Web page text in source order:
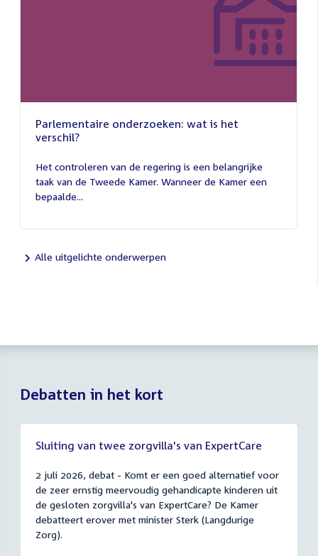
Parlementaire onderzoeken: wat is het
verschil?
juli
2026
Het controleren van de regering is een belangrijke
taak van de Tweede Kamer. Wanneer de Kamer een
bepaalde...
Alle uitgelichte onderwerpen
Debatten in het kort
Sluiting van twee zorgvilla's van ExpertCare
2 juli 2026, debat - Komt er een goed alternatief voor
de zeer ernstig meervoudig gehandicapte kinderen uit
de gesloten zorgvilla's van ExpertCare? De Kamer
debatteert erover met minister Sterk (Langdurige
Zorg).